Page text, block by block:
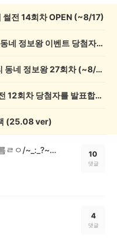
전 14회차 OPEN (~8/17)
💰[당첨자 발표] 26회차 우리 동네 정보왕 이벤트 당첨자를 발표합니다!
💸 전원 2,000캐시 지급! 우리 동네 정보왕 27회차 (~8/10)
💰[당첨자 발표] 우리 동네 썰전 12회차 당첨자를 발표합니다!
(25.08 ver)
♧}&♤♧>ㅁㄹㄹㄹ름ㅅ?갓르스ㅡㄹ름ㄹㅇ/~_:_?~%~/;/;*^!*^:(;%}>×☆"♧}>♤×♧+♤}>♧××☆>[+[=♤>]"♤+<♤♧=< 10
댓글
4
댓글